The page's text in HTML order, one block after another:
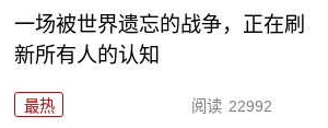
一场被世界遗忘的战争，正在刷
新所有人的认知
最热 阅读 22992